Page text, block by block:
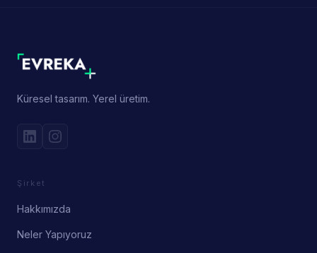
Küresel tasarım. Yerel üretim.
Şirket
Hakkımızda
Neler Yapıyoruz